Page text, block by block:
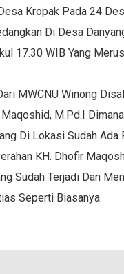
Kropak Pada 24
Di Desa
17.30 WIB Yang
MWCNU Winong
M.Pd.I
Di Lokasi Sudah
KH. Dhofir
Sudah Terjadi Dan
Seperti Biasanya.